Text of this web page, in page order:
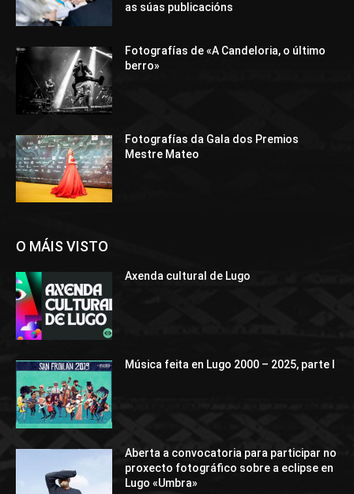
as súas publicacións
Fotografías de «A Candeloria, o último
berro»
Fotografías da Gala dos Premios
Mestre Mateo
O MÁIS VISTO
Axenda cultural de Lugo
Música feita en Lugo 2000 – 2025, parte I
Aberta a convocatoria para participar no
proxecto fotográfico sobre a eclipse en
Lugo «Umbra»